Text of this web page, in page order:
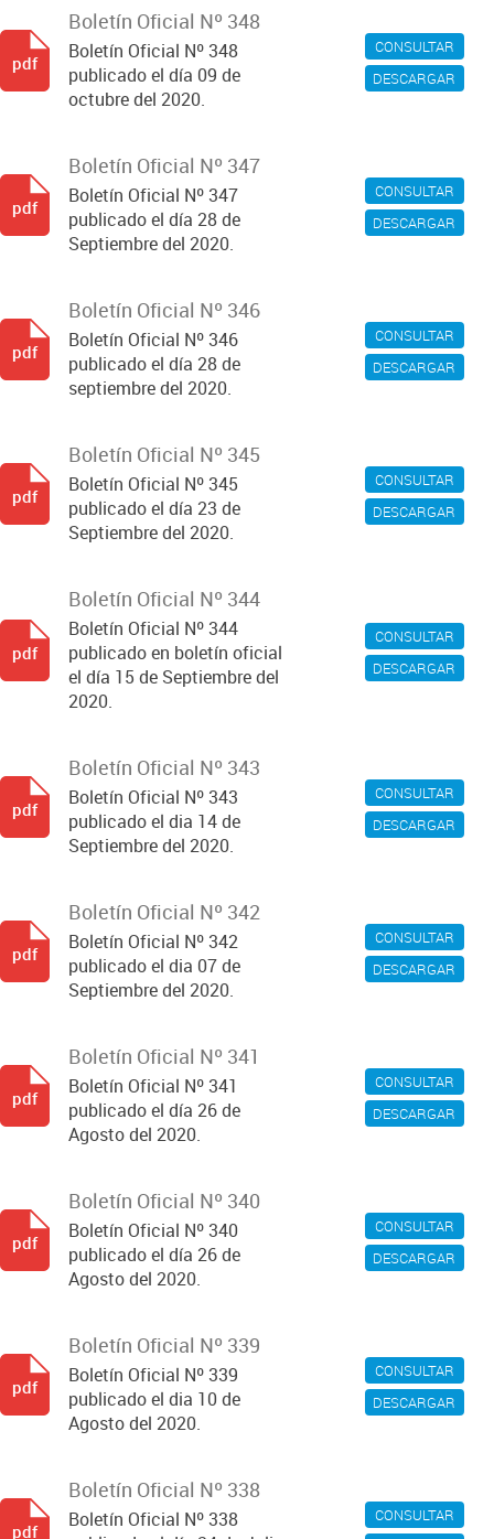
CONSULTAR
DESCARGAR
Boletín Oficial Nº 348
Boletín Oficial Nº 348
publicado el día 09 de
octubre del 2020.
pdf
CONSULTAR
DESCARGAR
Boletín Oficial Nº 347
Boletín Oficial Nº 347
publicado el día 28 de
Septiembre del 2020.
pdf
CONSULTAR
DESCARGAR
Boletín Oficial Nº 346
Boletín Oficial Nº 346
publicado el día 28 de
septiembre del 2020.
pdf
CONSULTAR
DESCARGAR
Boletín Oficial Nº 345
Boletín Oficial Nº 345
publicado el día 23 de
Septiembre del 2020.
pdf
CONSULTAR
DESCARGAR
Boletín Oficial Nº 344
Boletín Oficial Nº 344
publicado en boletín oficial
el día 15 de Septiembre del
2020.
pdf
CONSULTAR
DESCARGAR
Boletín Oficial Nº 343
Boletín Oficial Nº 343
publicado el dia 14 de
Septiembre del 2020.
pdf
CONSULTAR
DESCARGAR
Boletín Oficial Nº 342
Boletín Oficial Nº 342
publicado el dia 07 de
Septiembre del 2020.
pdf
CONSULTAR
DESCARGAR
Boletín Oficial Nº 341
Boletín Oficial Nº 341
publicado el día 26 de
Agosto del 2020.
pdf
CONSULTAR
DESCARGAR
Boletín Oficial Nº 340
Boletín Oficial Nº 340
publicado el día 26 de
Agosto del 2020.
pdf
CONSULTAR
DESCARGAR
Boletín Oficial Nº 339
Boletín Oficial Nº 339
publicado el dia 10 de
Agosto del 2020.
pdf
CONSULTAR
Boletín Oficial Nº 338
Boletín Oficial Nº 338
pdf